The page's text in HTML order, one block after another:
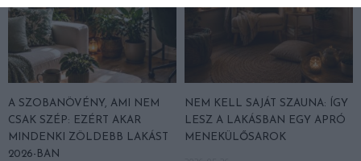
A SZOBANÖVÉNY, AMI NEM
CSAK SZÉP: EZÉRT AKAR
MINDENKI ZÖLDEBB LAKÁST
2026-BAN
NEM KELL SAJÁT SZAUNA: ÍGY
LESZ A LAKÁSBAN EGY APRÓ
MENEKÜLŐSAROK